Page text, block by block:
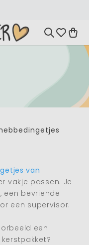
van
vakje passen. Je
een bevriende
een supervisor.
een